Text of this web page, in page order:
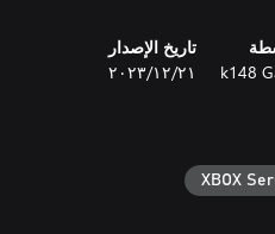
k148
تاريخ الإصدار
٢١‏/١٢‏/٢٠٢٣
XBOX